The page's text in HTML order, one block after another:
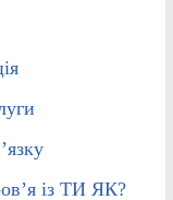
із ТИ ЯК?